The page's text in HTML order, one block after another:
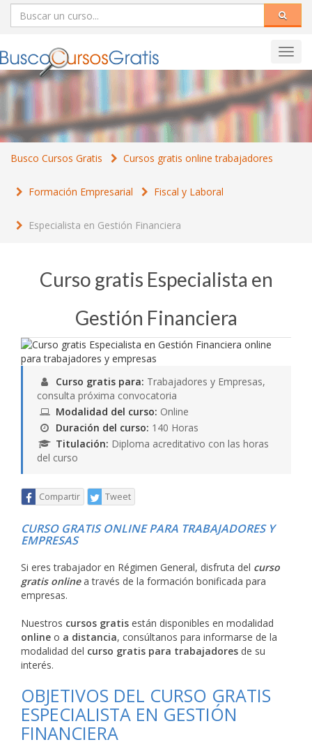
Busco Cursos Gratis Cursos gratis online trabajadores
Formación Empresarial Fiscal y Laboral
Especialista en Gestión Financiera
Curso gratis Especialista en
Gestión Financiera
Curso gratis para: Trabajadores y Empresas,
consulta próxima convocatoria
Modalidad del curso: Online
Duración del curso: 140 Horas
Titulación: Diploma acreditativo con las horas
del curso
Compartir Tweet
CURSO GRATIS ONLINE PARA TRABAJADORES Y
EMPRESAS
Si eres trabajador en Régimen General, disfruta del curso
gratis onlinea través de la formación bonificada para
empresas.
Nuestros cursos gratis están disponibles en modalidad
online o a distancia, consúltanos para informarse de la
modalidad del curso gratis para trabajadores de su
interés.
OBJETIVOS DEL CURSO GRATIS
ESPECIALISTA EN GESTIÓN
FINANCIERA